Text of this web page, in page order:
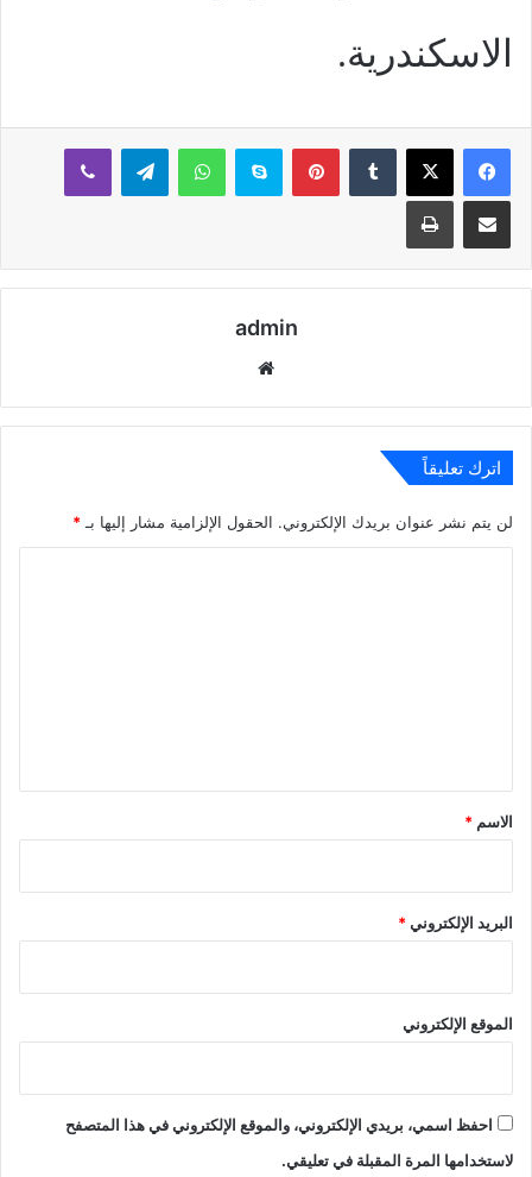
الاسكندرية.
بينتيريستسكايب واتساب تيلقرام ڤايبر
مشاركة عبر البريد طباعة
admin
اترك تعليقاً
لن يتم نشر عنوان بريدك الإلكتروني. الحقول الإلزامية مشار إليها بـ *
*
الاسم *
البريد الإلكتروني*
الموقع الإلكتروني
احفظ اسمي، بريدي الإلكتروني، والموقع الإلكتروني في هذا المتصفح
لاستخدامها المرة المقبلة في تعليقي.